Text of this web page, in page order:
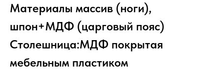
Материалы массив (ноги),
шпон+МДФ (царговый пояс)
Столешница:МДФ покрытая
мебельным пластиком